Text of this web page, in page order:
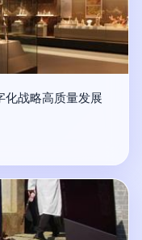
化战略高质量发展